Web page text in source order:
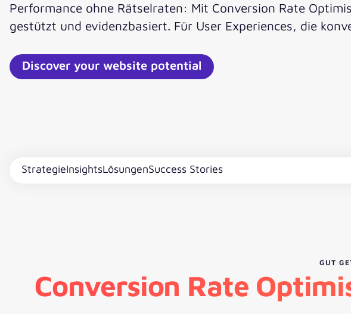
Performance ohne Rätselraten: Mit Conversion Rate
gestützt und evidenzbasiert. Für User Experiences, die
Discover your website potential
StrategieInsightsLösungenSuccess Stories
GUT
Conversion Rate